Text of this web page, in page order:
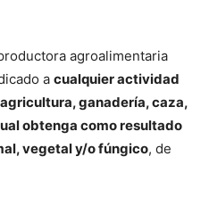
agroalimentaria
a cualquier actividad
ganadería, caza,
obtenga como resultado
vegetal y/o fúngico, de